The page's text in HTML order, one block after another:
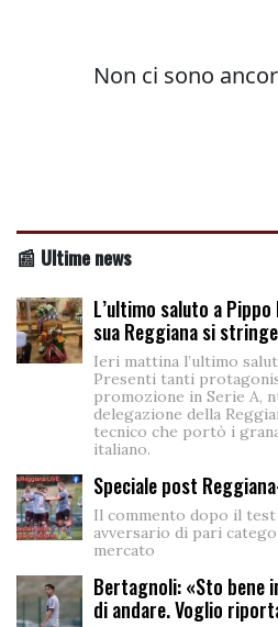
📰 Ultime news
L’ultimo saluto a
sua Reggiana si
Ieri mattina l’ultimo
Presenti tanti
promozione in Serie A,
delegazione della
tecnico che portò i
italiano.
Speciale post
Il commento dopo il
avversario di pari
mercato
Bertagnoli: «Sto bene
di andare. Voglio